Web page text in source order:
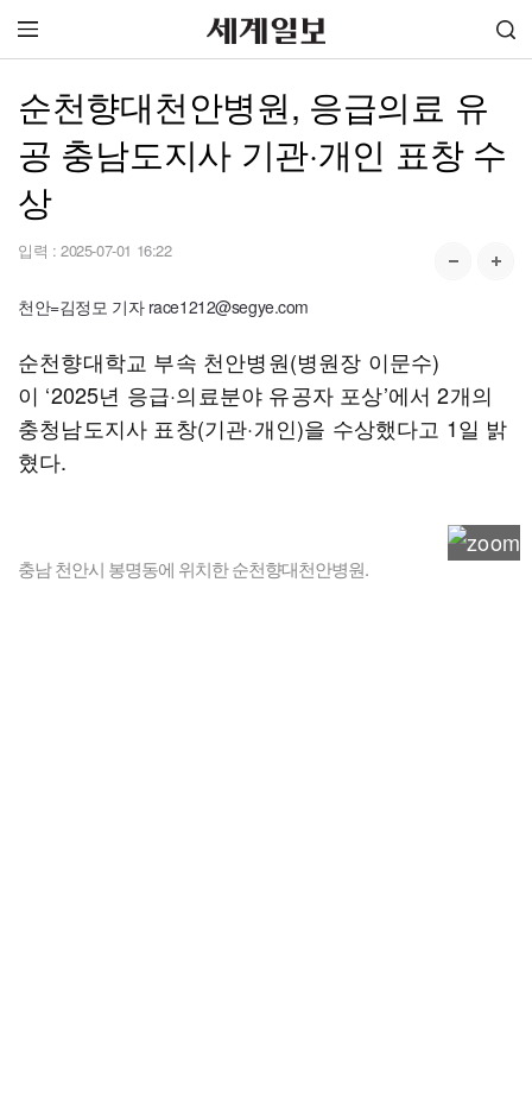
순천향대천안병원, 응급의료 유
공 충남도지사 기관·개인 표창 수
상
입력 : 2025-07-01 16:22
천안=김정모 기자 race1212@segye.com
순천향대학교 부속 천안병원(병원장 이문수)
이 ‘2025년 응급·의료분야 유공자 포상’에서 2개의
충청남도지사 표창(기관·개인)을 수상했다고 1일 밝
혔다.
충남 천안시 봉명동에 위치한 순천향대천안병원.